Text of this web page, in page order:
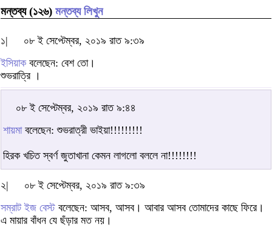
মন্তব্য (১২৬) মন্তব্য লিখুন
১|
০৮ ই সেপ্টেম্বর, ২০১৯ রাত ৯:৩৯
ইসিয়াকবলেছেন: বেশ তো।
শুভরাত্রি ।
০৮ ই সেপ্টেম্বর, ২০১৯ রাত ৯:৪৪
শায়মাবলেছেন: শুভরাত্রী ভাইয়া!!!!!!!!!
হিরক খচিত স্বর্ণ জুতাখানা কেমন লাগলো বললে না!!!!!!!!
২|
০৮ ই সেপ্টেম্বর, ২০১৯ রাত ৯:৩৯
সম্রাট ইজ বেস্ট বলেছেন: আসব, আসব। আবার আসব তোমাদের কাছে ফিরে।
এ মায়ার বাঁধন যে ছঁড়ার মত নয়।